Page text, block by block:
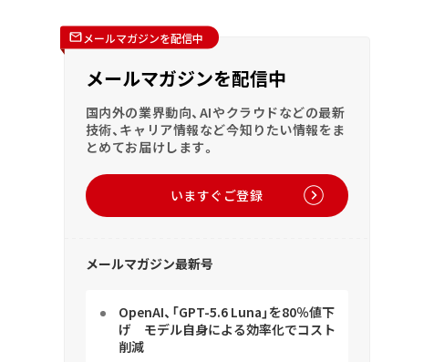
メールマガジンを配信中
メールマガジンを配信中
国内外の業界動向、AIやクラウドなどの最新
技術、キャリア情報など今知りたい情報をま
とめてお届けします。
いますぐご登録
メールマガジン最新号
OpenAI、「GPT-5.6 Luna」を80％値下
げ モデル自身による効率化でコスト
削減